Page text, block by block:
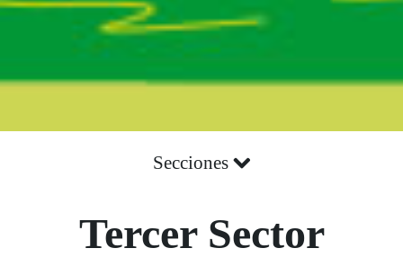
Secciones
Tercer Sector